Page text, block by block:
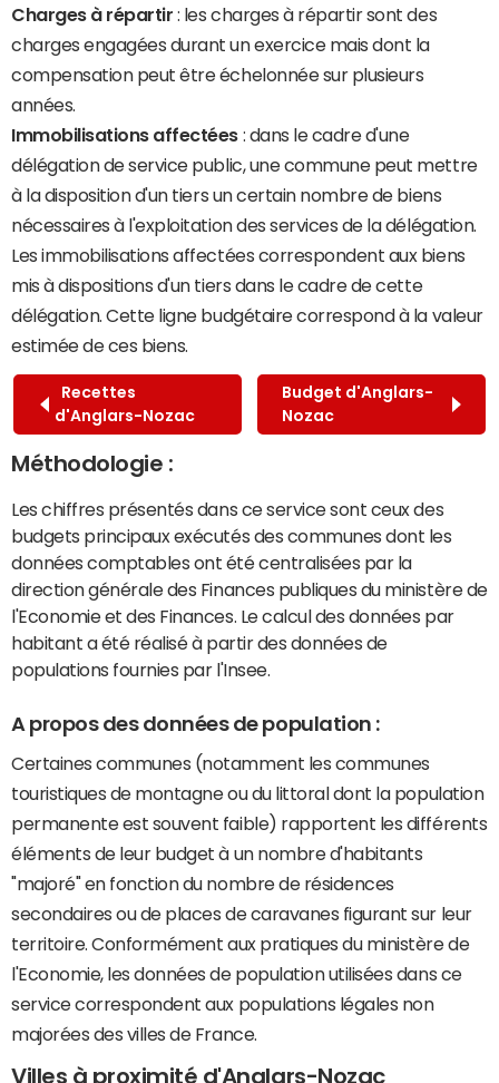
Charges à répartir : les charges à répartir sont des
charges engagées durant un exercice mais dont la
compensation peut être échelonnée sur plusieurs
années.
Immobilisations affectées : dans le cadre d'une
délégation de service public, une commune peut mettre
à la disposition d'un tiers un certain nombre de biens
nécessaires à l'exploitation des services de la délégation.
Les immobilisations affectées correspondent aux biens
mis à dispositions d'un tiers dans le cadre de cette
délégation. Cette ligne budgétaire correspond à la valeur
estimée de ces biens.
Recettes
d'Anglars-Nozac
Budget d'Anglars-
Nozac
Méthodologie :
Les chiffres présentés dans ce service sont ceux des
budgets principaux exécutés des communes dont les
données comptables ont été centralisées par la
direction générale des Finances publiques du ministère de
l'Economie et des Finances. Le calcul des données par
habitant a été réalisé à partir des données de
populations fournies par l'Insee.
A propos des données de population :
Certaines communes (notamment les communes
touristiques de montagne ou du littoral dont la population
permanente est souvent faible) rapportent les différents
éléments de leur budget à un nombre d'habitants
"majoré" en fonction du nombre de résidences
secondaires ou de places de caravanes figurant sur leur
territoire. Conformément aux pratiques du ministère de
l'Economie, les données de population utilisées dans ce
service correspondent aux populations légales non
majorées des villes de France.
Villes à proximité d'Anglars-Nozac